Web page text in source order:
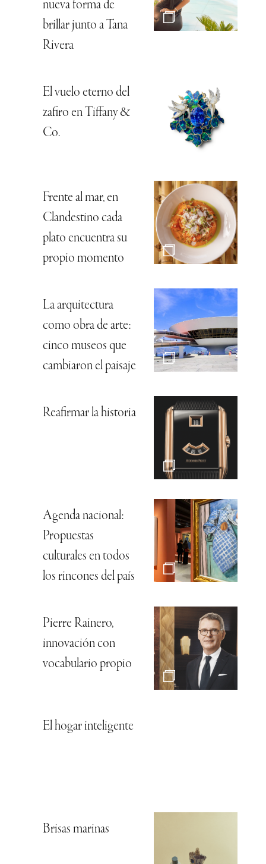
nueva forma de
brillar junto a Tana
Rivera
El vuelo eterno del
zafiro en Tiffany &
Co.
Frente al mar, en
Clandestino cada
plato encuentra su
propio momento
La arquitectura
como obra de arte:
cinco museos que
cambiaron el paisaje
Reafirmar la historia
Agenda nacional:
Propuestas
culturales en todos
los rincones del país
Pierre Rainero,
innovación con
vocabulario propio
El hogar inteligente
Brisas marinas